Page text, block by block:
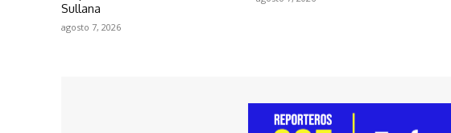
Sullana
agosto 7, 2026